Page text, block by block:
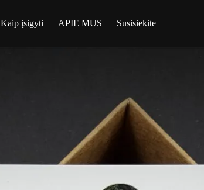
Kaip įsigyti APIE MUS Susisiekite